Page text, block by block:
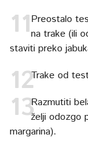
Preostalo
na trake (ili
staviti preko
Trake od
Razmutiti
želji odozgo
margarina).